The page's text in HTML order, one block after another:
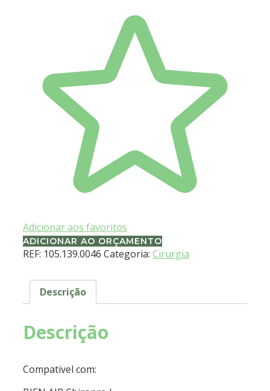
Adicionar aos favoritos
ADICIONAR AO ORÇAMENTO
REF: 105.139.0046 Categoria: Cirurgia
Descrição
Descrição
Compativel com: